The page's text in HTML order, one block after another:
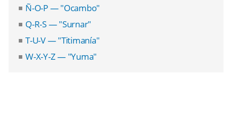
Ñ-O-P — "Ocambo"
Q-R-S — "Surnar"
T-U-V — "Titimanía"
W-X-Y-Z — "Yuma"